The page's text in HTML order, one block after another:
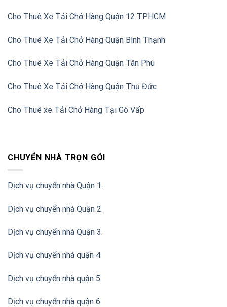
Cho Thuê Xe Tải Chở Hàng Quận 12 TPHCM
Cho Thuê Xe Tải Chở Hàng Quận Bình Thạnh
Cho Thuê Xe Tải Chở Hàng Quận Tân Phú
Cho Thuê Xe Tải Chở Hàng Quận Thủ Đức
Cho Thuê xe Tải Chở Hàng Tại Gò Vấp
CHUYỂN NHÀ TRỌN GÓI
Dịch vụ chuyển nhà Quận 1.
Dịch vụ chuyển nhà Quận 2.
Dịch vụ chuyển nhà Quận 3.
Dịch vụ chuyển nhà quận 4.
Dịch vụ chuyển nhà quận 5.
Dịch vụ chuyển nhà quận 6.